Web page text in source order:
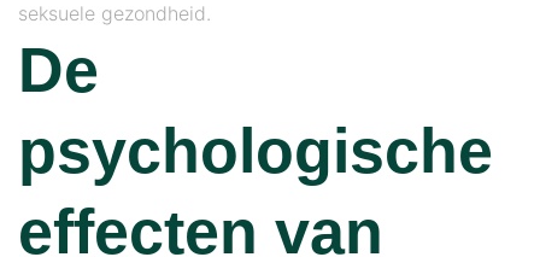
seksuele gezondheid.
De
psychologische
effecten van